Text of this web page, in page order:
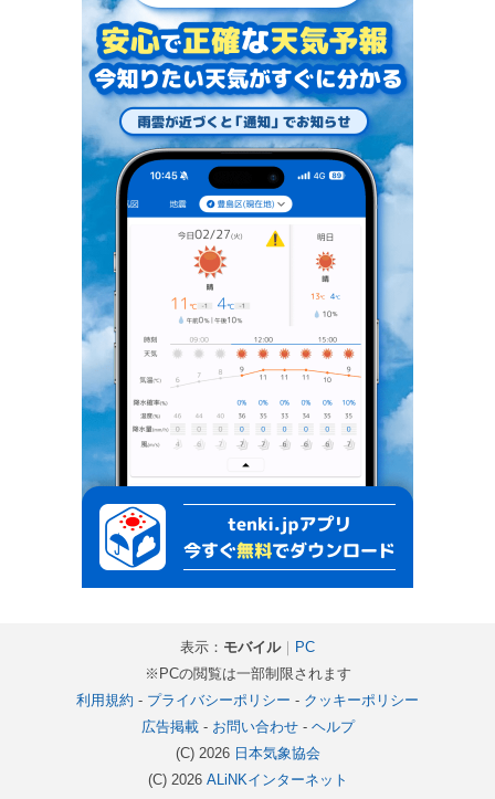
表示： モバイル｜
PC
※PCの閲覧は一部制限されます
利用規約 - プライバシーポリシー - クッキーポリシー
広告掲載- お問い合わせ- ヘルプ
(C) 2026 日本気象協会
(C) 2026 ALiNKインターネット